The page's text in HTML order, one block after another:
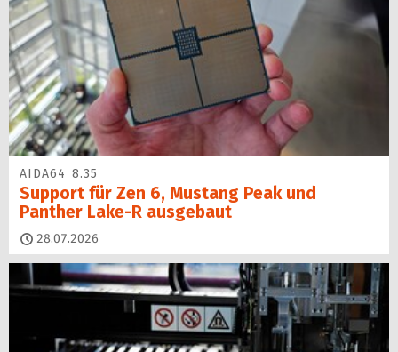
AIDA64 8.35
Support für Zen 6, Mustang Peak und
Panther Lake-R ausgebaut
28.07.2026